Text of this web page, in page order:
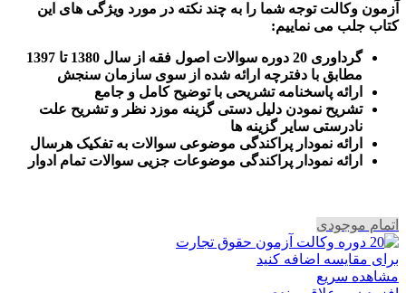
آزمون وکالت توجه شما را به چند نکته در مورد ویژگی های این
کتاب جلب می نماییم:
گرداوری 20 دوره سوالات اصول فقه از سال 1380 تا 1397
مطابق با دفترچه ارائه شده از سوی سازمان سنجش
ارائه پاسخنامه تشریحی با توضیح کامل و جامع
تشریح نمودن دلیل دستی گزینه موزد نظر و تشریح علت
نادرستی سایر گزینه ها
ارائه نمودار پراکندگی موضوعی سوالات به تفکیک هرسال
رائه نمودار پراکندگی موضوعات جزیی سوالات تمام ادوار
اتمام موجودی
برای مقایسه اضافه کنید
مشاهده سریع